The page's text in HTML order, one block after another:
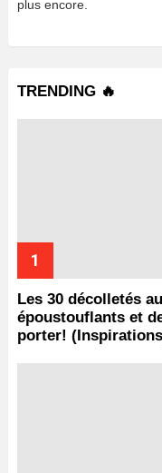
plus encore.
TRENDING 🔥
Les 30 décolletés
époustouflants et
porter!